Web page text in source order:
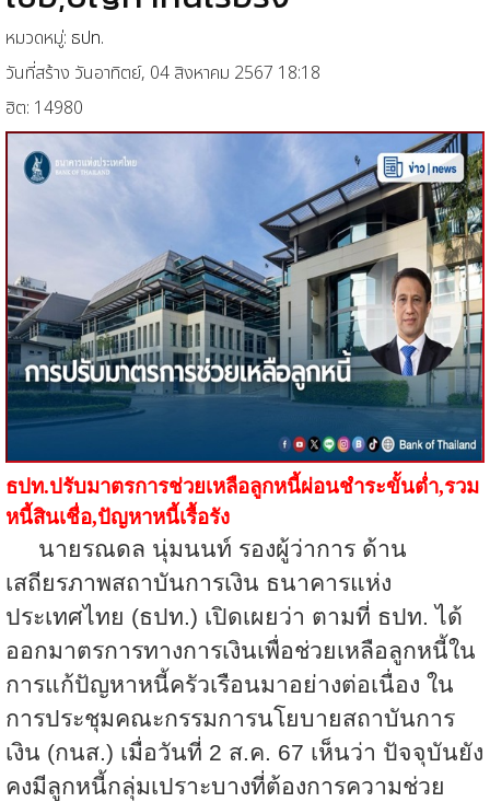
หมวดหมู่: ธปท.
วันที่สร้าง วันอาทิตย์, 04 สิงหาคม 2567 18:18
ฮิต: 14980
ธปท.ปรับมาตรการช่วยเหลือลูกหนี้ผ่อนชำระขั้นต่ำ,รวม
หนี้สินเชื่อ,ปัญหาหนี้เรื้อรัง
นายรณดล นุ่มนนท์ รองผู้ว่าการ ด้าน
เสถียรภาพสถาบันการเงิน ธนาคารแห่ง
ประเทศไทย (ธปท.) เปิดเผยว่า ตามที่ ธปท. ได้
ออกมาตรการทางการเงินเพื่อช่วยเหลือลูกหนี้ใน
การแก้ปัญหาหนี้ครัวเรือนมาอย่างต่อเนื่อง ใน
การประชุมคณะกรรมการนโยบายสถาบันการ
เงิน (กนส.) เมื่อวันที่ 2 ส.ค. 67 เห็นว่า ปัจจุบันยัง
คงมีลูกหนี้กลุ่มเปราะบางที่ต้องการความช่วย